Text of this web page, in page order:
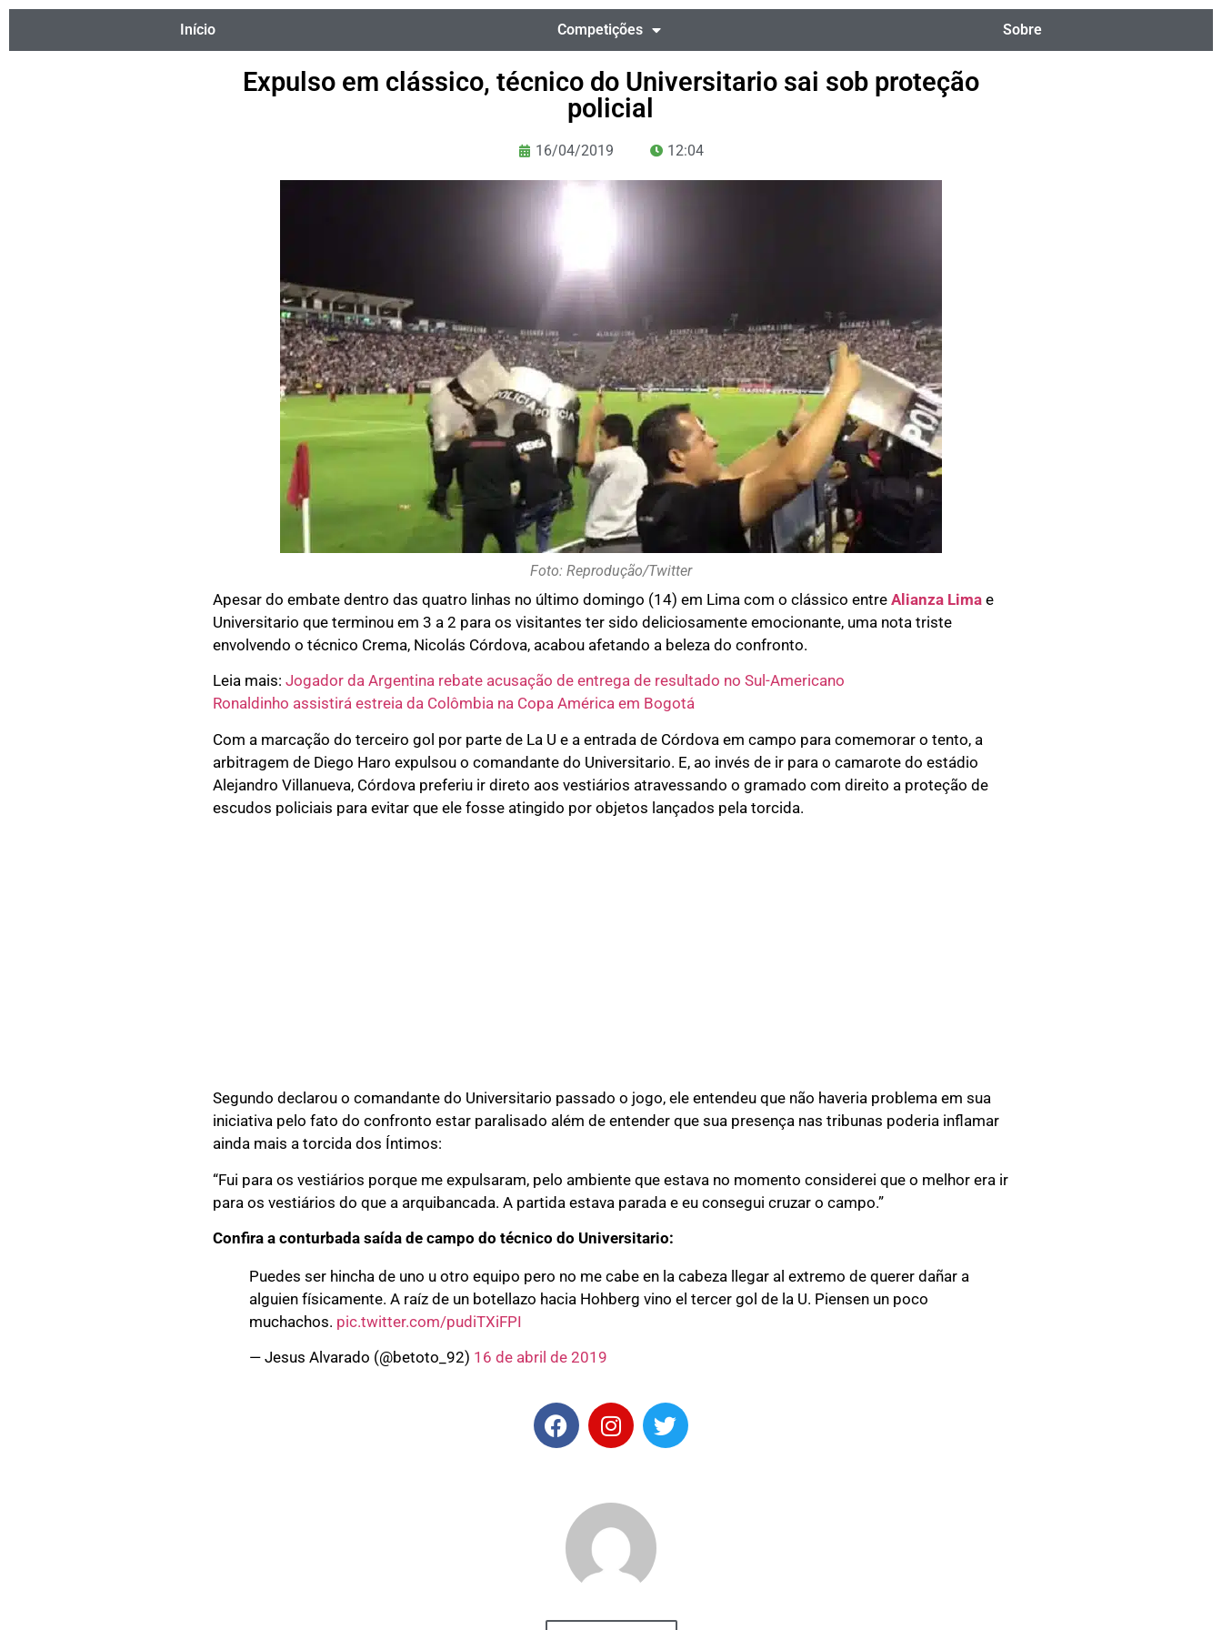
Início Competições Sobre
Expulso em clássico, técnico do Universitario sai sob proteção
policial
16/04/2019 12:04
Foto: Reprodução/Twitter
Apesar do embate dentro das quatro linhas no último domingo (14) em Lima com o clássico entre Alianza Limae
Universitario que terminou em 3 a 2 para os visitantes ter sido deliciosamente emocionante, uma nota triste
envolvendo o técnico Crema, Nicolás Córdova, acabou afetando a beleza do confronto.
Leia mais: Jogador da Argentina rebate acusação de entrega de resultado no Sul-Americano
Ronaldinho assistirá estreia da Colômbia na Copa América em Bogotá
Com a marcação do terceiro gol por parte de La U e a entrada de Córdova em campo para comemorar o tento, a
arbitragem de Diego Haro expulsou o comandante do Universitario. E, ao invés de ir para o camarote do estádio
Alejandro Villanueva, Córdova preferiu ir direto aos vestiários atravessando o gramado com direito a proteção de
escudos policiais para evitar que ele fosse atingido por objetos lançados pela torcida.
Segundo declarou o comandante do Universitario passado o jogo, ele entendeu que não haveria problema em sua
iniciativa pelo fato do confronto estar paralisado além de entender que sua presença nas tribunas poderia inflamar
ainda mais a torcida dos Íntimos:
“Fui para os vestiários porque me expulsaram, pelo ambiente que estava no momento considerei que o melhor era ir
para os vestiários do que a arquibancada. A partida estava parada e eu consegui cruzar o campo.”
Confira a conturbada saída de campo do técnico do Universitario:
Puedes ser hincha de uno u otro equipo pero no me cabe en la cabeza llegar al extremo de querer dañar a
alguien físicamente. A raíz de un botellazo hacia Hohberg vino el tercer gol de la U. Piensen un poco
muchachos. pic.twitter.com/pudiTXiFPI
— Jesus Alvarado (@betoto_92) 16 de abril de 2019